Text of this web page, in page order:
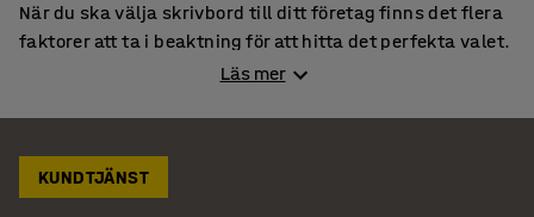
När du ska välja skrivbord till ditt företag finns det flera
faktorer att ta i beaktning för att hitta det perfekta valet.
Här är några viktiga punkter att fundera över.
Storlek och utrymme
Mät utrymmet där skrivbordet ska placeras för att
Läs mer
KUNDTJÄNST